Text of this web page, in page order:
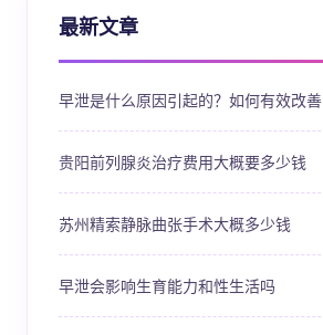
最新文章
早泄是什么原因引起的？如何有效改善
贵阳前列腺炎治疗费用大概要多少钱
苏州精索静脉曲张手术大概多少钱
早泄会影响生育能力和性生活吗